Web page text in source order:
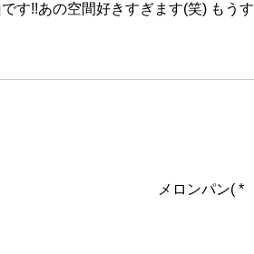
す!!あの空間好きすぎます(笑) もうす
ん!!(ﾟ∀ﾟ)!! メロンパン( *